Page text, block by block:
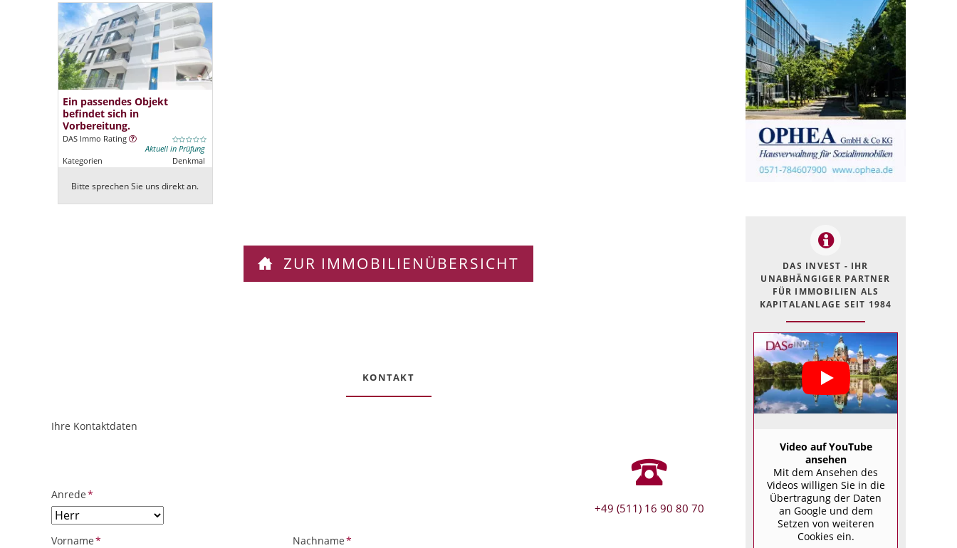
Ein passendes Objekt
befindet sich in
Vorbereitung.
DAS Immo Rating
Aktuell in Prüfung
Kategorien
Denkmal
Bitte sprechen Sie uns direkt an.
ZUR IMMOBILIENÜBERSICHT
KONTAKT
ObjektPlatzhalter
URL
Ihre Kontaktdaten
Pflichtfeld
Anrede*
Pflichtfeld
Vorname* Pflichtfeld
Nachname*
+49 (511) 16 90 80 70
DAS INVEST - IHR
UNABHÄNGIGER PARTNER
FÜR IMMOBILIEN ALS
KAPITALANLAGE SEIT 1984
Video auf YouTube
ansehen
Mit dem Ansehen des
Videos willigen Sie in die
Übertragung der Daten
an Google und dem
Setzen von weiteren
Cookies ein.